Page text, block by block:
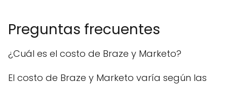
Preguntas frecuentes
¿Cuál es el costo de Braze y Marketo?
El costo de Braze y Marketo varía según las